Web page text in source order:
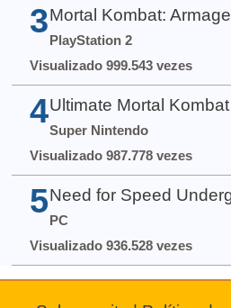
3 Mortal Kombat:
PlayStation 2
Visualizado 999.543 vezes
4 Ultimate Mortal
Super Nintendo
Visualizado 987.778 vezes
5 Need for Speed
PC
Visualizado 936.528 vezes